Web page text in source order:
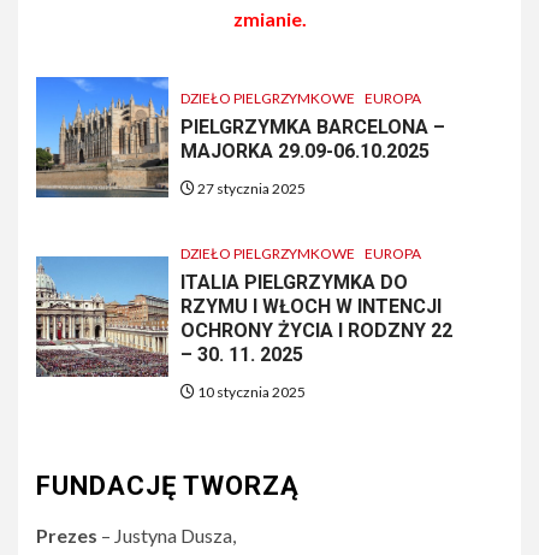
zmianie.
DZIEŁO PIELGRZYMKOWE EUROPA
PIELGRZYMKA BARCELONA –
MAJORKA 29.09-06.10.2025
27 stycznia 2025
DZIEŁO PIELGRZYMKOWE EUROPA
ITALIA PIELGRZYMKA DO
RZYMU I WŁOCH W INTENCJI
OCHRONY ŻYCIA I RODZNY 22
– 30. 11. 2025
10 stycznia 2025
FUNDACJĘ TWORZĄ
Prezes – Justyna Dusza,